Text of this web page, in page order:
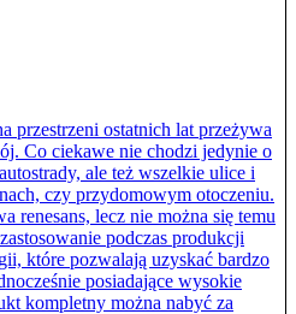
przestrzeni ostatnich lat przeżywa
Co ciekawe nie chodzi jedynie o
ale też wszelkie ulice i
czy przydomowym otoczeniu.
renesans, lecz nie można się temu
podczas produkcji
które pozwalają uzyskać bardzo
posiadające wysokie
kompletny można nabyć za